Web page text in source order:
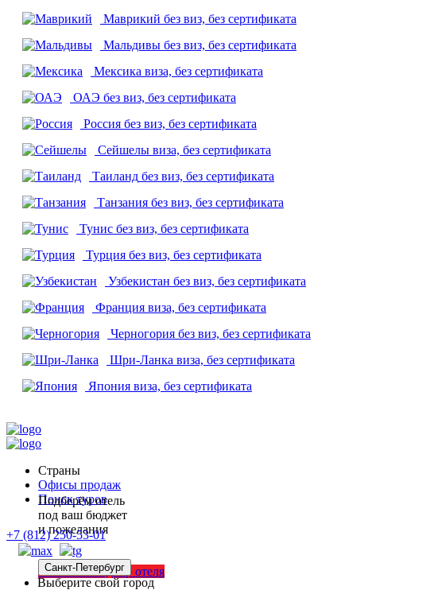
Маврикий без виз, без сертификата
Мальдивы без виз, без сертификата
Мексика виза, без сертификата
ОАЭ без виз, без сертификата
Россия без виз, без сертификата
Сейшелы виза, без сертификата
Таиланд без виз, без сертификата
Танзания без виз, без сертификата
Тунис без виз, без сертификата
Турция без виз, без сертификата
Узбекистан без виз, без сертификата
Франция виза, без сертификата
Черногория без виз, без сертификата
Шри-Ланка виза, без сертификата
Япония виза, без сертификата
Страны
Офисы продаж
Поиск туров
+7 (812) 250-53-01
Санкт-Петербург
Выберите свой город
Подберём отель
под ваш бюджет
и пожелания
Заявка на подбор отеля